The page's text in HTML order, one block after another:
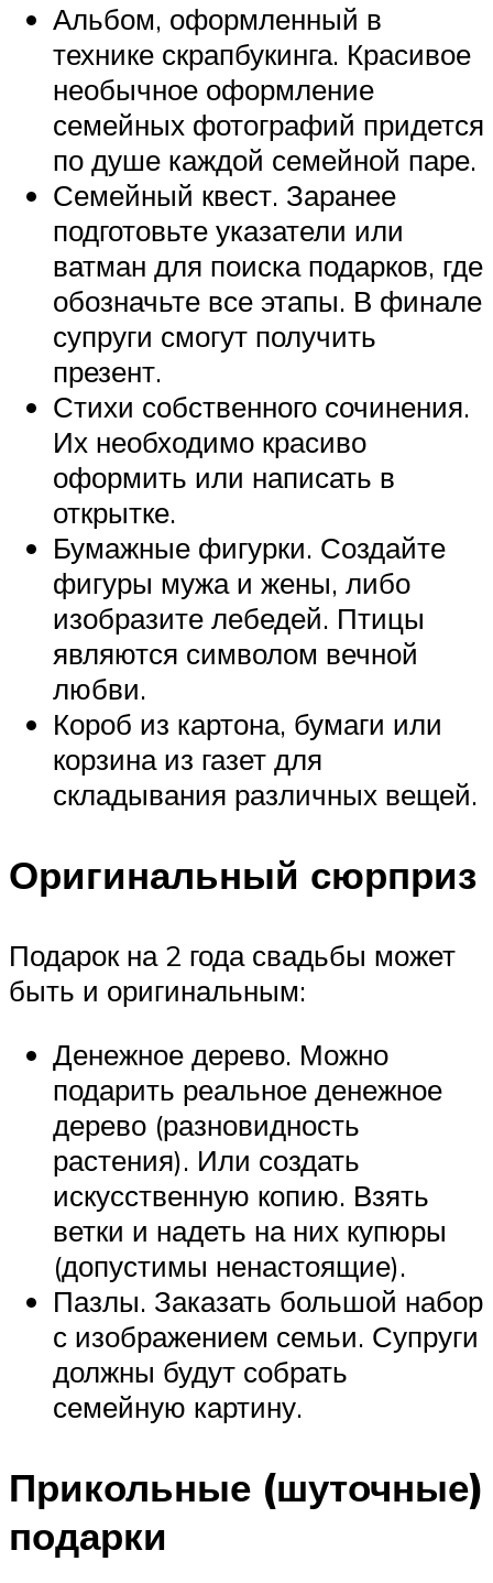
Альбом, оформленный в
технике скрапбукинга. Красивое
необычное оформление
семейных фотографий придется
по душе каждой семейной паре.
Семейный квест. Заранее
подготовьте указатели или
ватман для поиска подарков, где
обозначьте все этапы. В финале
супруги смогут получить
презент.
Стихи собственного сочинения.
Их необходимо красиво
оформить или написать в
открытке.
Бумажные фигурки. Создайте
фигуры мужа и жены, либо
изобразите лебедей. Птицы
являются символом вечной
любви.
Короб из картона, бумаги или
корзина из газет для
складывания различных вещей.
Оригинальный сюрприз
Подарок на 2 года свадьбы может
быть и оригинальным:
Денежное дерево. Можно
подарить реальное денежное
дерево (разновидность
растения). Или создать
искусственную копию. Взять
ветки и надеть на них купюры
(допустимы ненастоящие).
Пазлы. Заказать большой набор
с изображением семьи. Супруги
должны будут собрать
семейную картину.
Прикольные (шуточные)
подарки